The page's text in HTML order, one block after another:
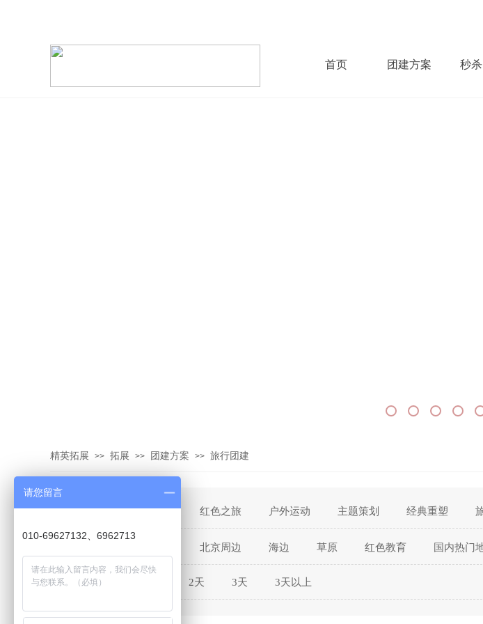
首页 团建方案 秒
精英拓展 >> 拓展 >> 团建方案 >> 旅行团建
北京周边 海边 草原 红色教育 国内热门
热门主题： 清凉夏日 红色之旅 户外运动 主题策划 经典重塑
团建时间： 2天 3天 3天以上
请您留言
010-69627132、6962713